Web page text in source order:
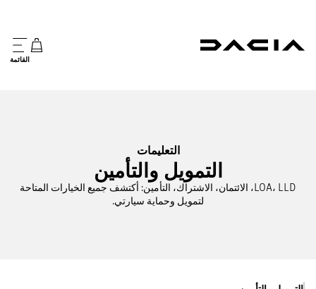
القائمة
التعليمات
التمويل والتأمين
LOA، LLD، الائتمان، الاشتراك، التأمين: أكتشف جميع الخيارات المتاحة
لتمويل وحماية سيارتي.